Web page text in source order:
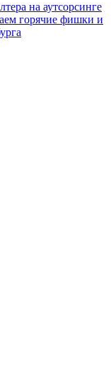
на аутсорсинге
горячие фишки и